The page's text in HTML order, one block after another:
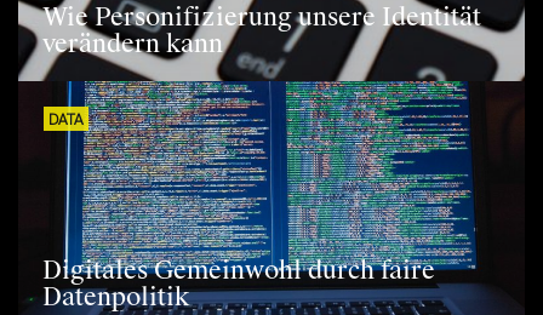
Wie Personifizierung unsere Identität
verändern kann
DATA
Digitales Gemeinwohl durch faire
Datenpolitik